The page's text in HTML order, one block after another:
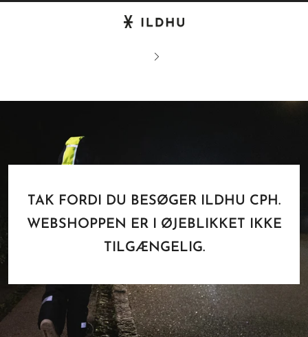
TAK FORDI DU BESØGER ILDHU CPH.
WEBSHOPPEN ER I ØJEBLIKKET IKKE
TILGÆNGELIG.